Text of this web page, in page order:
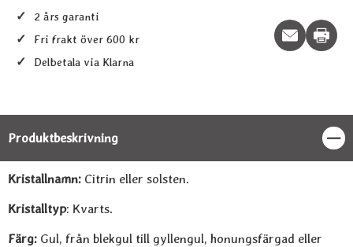
✓ 2 års garanti
✓ Fri frakt över 600 kr
✓ Delbetala via Klarna
Print
Produktbeskrivning
Produktbeskrivning
Kristallnamn: Citrin eller solsten.
Kristalltyp: Kvarts.
Färg: Gul, från blekgul till gyllengul, honungsfärgad eller